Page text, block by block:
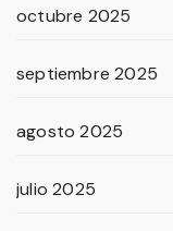
octubre 2025
septiembre 2025
agosto 2025
julio 2025